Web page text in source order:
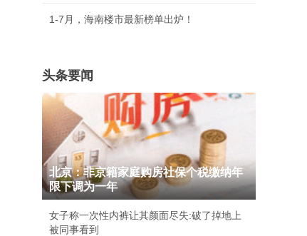
1-7月，海南楼市最新榜单出炉！
头条要闻
北京：非京籍家庭购房社保个税缴纳年
限下调为一年
女子称一次性内裤让其颜面尽失:破了掉地上
被同事看到